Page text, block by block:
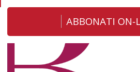
ABBONATI ON-